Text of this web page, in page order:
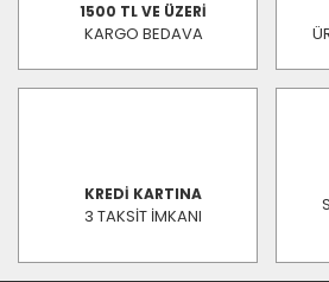
1500 TL VE ÜZERİ
KARGO BEDAVA
KREDİ KARTINA
3 TAKSİT İMKANI